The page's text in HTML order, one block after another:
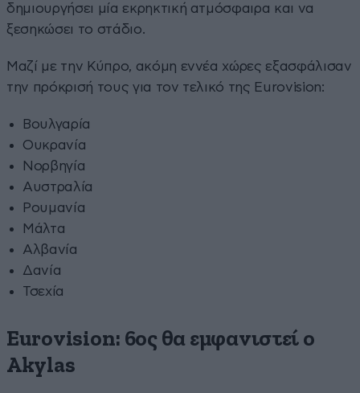
δημιουργήσει μία εκρηκτική ατμόσφαιρα και να
ξεσηκώσει το στάδιο.
Μαζί με την Κύπρο, ακόμη εννέα χώρες εξασφάλισαν
την πρόκρισή τους για τον τελικό της Eurovision:
Βουλγαρία
Ουκρανία
Νορβηγία
Αυστραλία
Ρουμανία
Μάλτα
Αλβανία
Δανία
Τσεχία
Eurovision: 6ος θα εμφανιστεί ο
Akylas